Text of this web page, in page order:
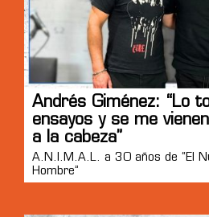
Andrés Giménez: “Lo
ensayos y se me
a la cabeza”
A.N.I.M.A.L. a 30 años de “El
Hombre”